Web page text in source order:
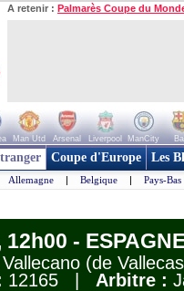
A retenir : Palmarès Coupe du
Man Utd Arsenal Liverpool ManCity
Coupe d'Europe Les
Allemagne | Belgique | Pays-Bas
-
(de
12165 | Arbitre :